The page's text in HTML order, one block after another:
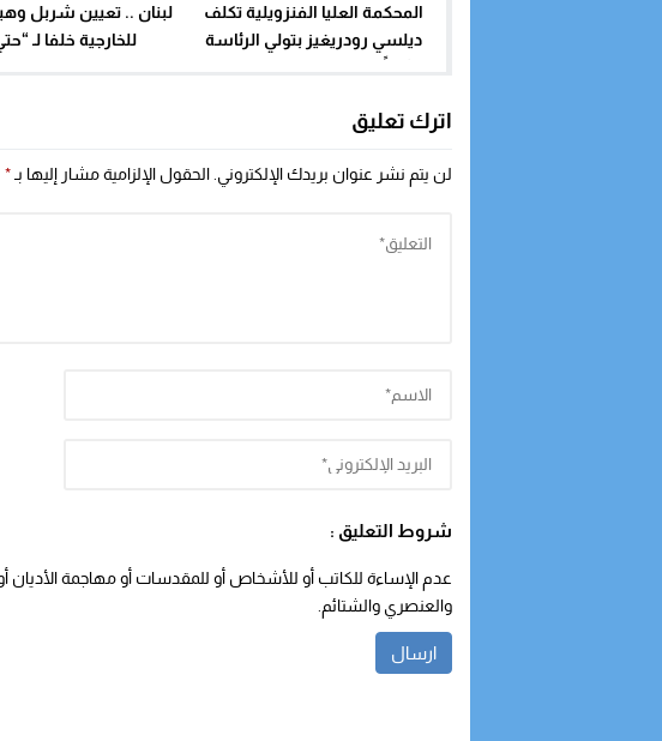
المحكمة العليا الفنزويلية تكلف
ديلسي رودريغيز بتولي الرئاسة
لبنان .. تعيين شربل
للخارجية خلفا لـ
اترك تعليق
لن يتم نشر عنوان بريدك الإلكتروني. الحقول الإلزامية مشار إليها بـ *
شروط التعليق :
عدم الإساءة للكاتب أو للأشخاص أو للمقدسات أو مهاجمة الأديان
والعنصري والشتائم.